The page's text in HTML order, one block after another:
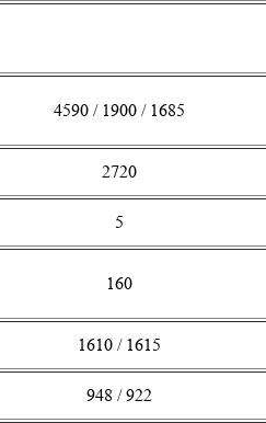
4590 / 1900 / 1685
2720
5
160
1610 / 1615
948 / 922